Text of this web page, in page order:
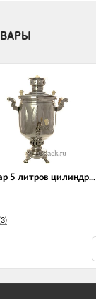
5 литров цилиндр...